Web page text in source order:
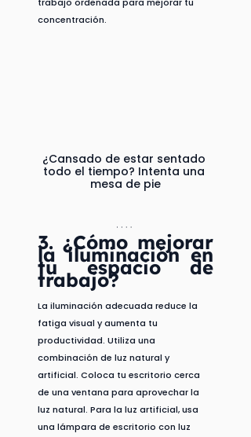
concentración.
¿Cansado de estar sentado
todo el tiempo? Intenta una
mesa de pie
3. ¿Cómo mejorar
la iluminación en
tu espacio de
trabajo?
La iluminación adecuada reduce la
fatiga visual y aumenta tu
productividad. Utiliza una
combinación de luz natural y
artificial. Coloca tu escritorio cerca
de una ventana para aprovechar la
luz natural. Para la luz artificial, usa
una lámpara de escritorio con luz